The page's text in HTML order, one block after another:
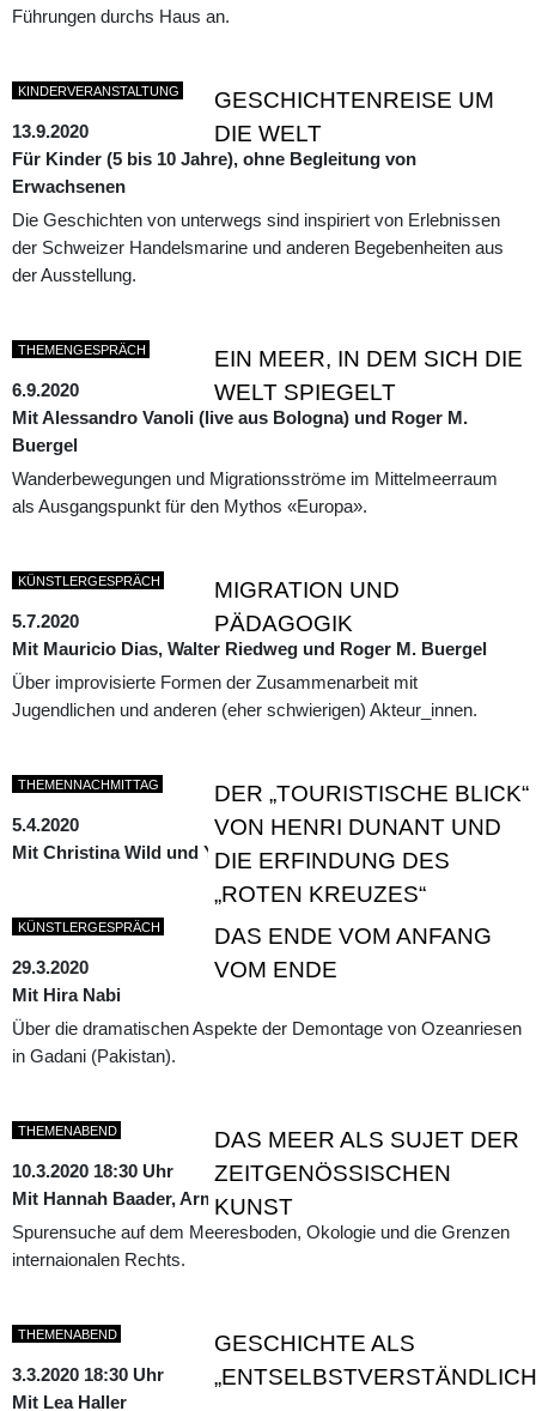
Führungen durchs Haus an.
GESCHICHTENREISE UM
DIE WELT
KINDERVERANSTALTUNG
13.9.2020
Für Kinder (5 bis 10 Jahre), ohne Begleitung von
Erwachsenen
Die Geschichten von unterwegs sind inspiriert von Erlebnissen
der Schweizer Handelsmarine und anderen Begebenheiten aus
der Ausstellung.
EIN MEER, IN DEM SICH DIE
WELT SPIEGELT
THEMENGESPRÄCH
6.9.2020
Mit Alessandro Vanoli (live aus Bologna) und Roger M.
Buergel
Wanderbewegungen und Migrationsströme im Mittelmeerraum
als Ausgangspunkt für den Mythos «Europa».
MIGRATION UND
PÄDAGOGIK
KÜNSTLERGESPRÄCH
5.7.2020
Mit Mauricio Dias, Walter Riedweg und Roger M. Buergel
Über improvisierte Formen der Zusammenarbeit mit
Jugendlichen und anderen (eher schwierigen) Akteur_innen.
DER „TOURISTISCHE BLICK“
VON HENRI DUNANT UND
DIE ERFINDUNG DES
„ROTEN KREUZES“
THEMENNACHMITTAG
5.4.2020
Mit Christina Wild und Yann Stricker
DAS ENDE VOM ANFANG
VOM ENDE
KÜNSTLERGESPRÄCH
29.3.2020
Mit Hira Nabi
Über die dramatischen Aspekte der Demontage von Ozeanriesen
in Gadani (Pakistan).
DAS MEER ALS SUJET DER
ZEITGENÖSSISCHEN
KUNST
THEMENABEND
10.3.2020 18:30 Uhr
Mit Hannah Baader, Armin Linke und Roger M. Buergel
Spurensuche auf dem Meeresboden, Ökologie und die Grenzen
internaionalen Rechts.
GESCHICHTE ALS
THEMENABEND
3.3.2020 18:30 Uhr
Mit Lea Haller